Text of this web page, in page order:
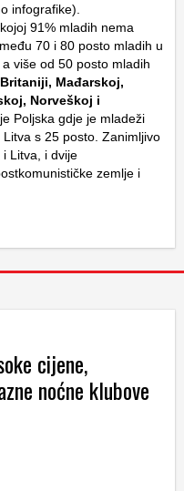
infografike).
91% mladih nema
70 i 80 posto mladih u
, a više od 50 posto mladih
Mađarskoj,
Norveškoj i
Poljska gdje je mladeži
s 25 posto. Zanimljivo
Litva, i dvije
zemlje i
cijene,
noćne klubove